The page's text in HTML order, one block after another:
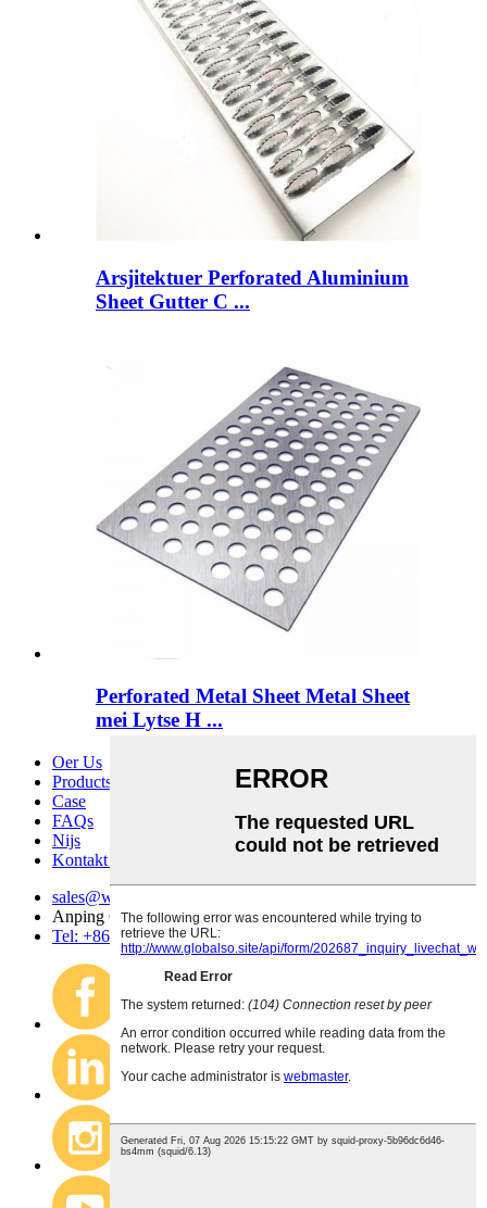
Arsjitektuer Perforated Aluminium
Sheet Gutter C ...
Perforated Metal Sheet Metal Sheet
mei Lytse H ...
Oer Us
Products
Case
FAQs
Nijs
Kontakt mei ús opnimme
sales@wire-mesh.com.cn
Anping County Jingsi Hardware Wire Mesh Co., Ltd.
Tel: +86 318 7599 955